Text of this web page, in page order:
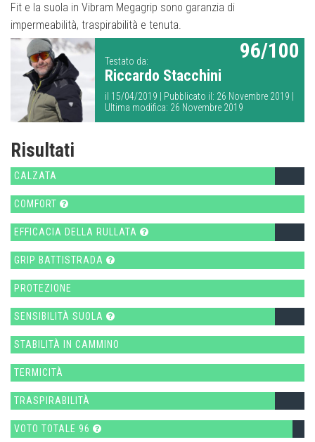
Fit e la suola in Vibram Megagrip sono garanzia di
impermeabilità, traspirabilità e tenuta.
Testato da:
Riccardo Stacchini
il 15/04/2019 | Pubblicato il: 26 Novembre 2019 |
Ultima modifica: 26 Novembre 2019
96/100
Risultati
CALZATA
COMFORT
EFFICACIA DELLA RULLATA
GRIP BATTISTRADA
PROTEZIONE
SENSIBILITÀ SUOLA
STABILITÀ IN CAMMINO
TERMICITÀ
TRASPIRABILITÀ
VOTO TOTALE 96